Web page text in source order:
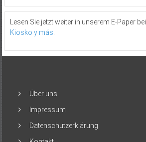
Lesen Sie jetzt weiter in unserem E-Paper bei
Kiosko y más
Über uns
Impressum
Datenschutzerklärung